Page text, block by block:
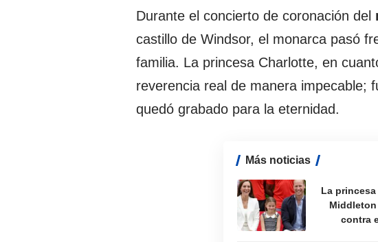
Durante el concierto de coronación del
castillo de Windsor, el monarca pasó
familia. La princesa Charlotte, en
reverencia real de manera impecable;
quedó grabado para la eternidad.
Más noticias
La
contra